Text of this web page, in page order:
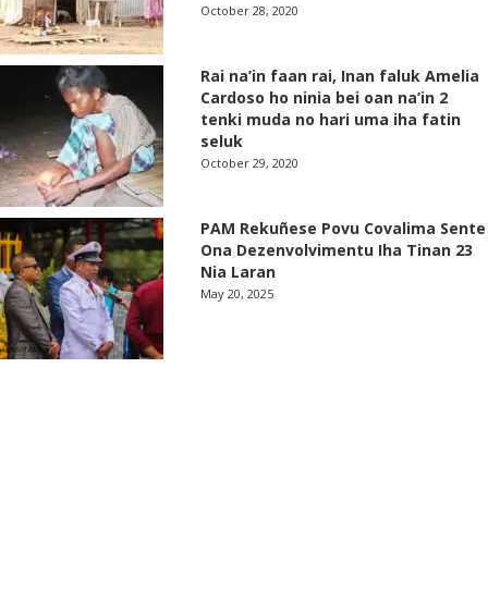
October 28, 2020
Rai na’in faan rai, Inan faluk Amelia
Cardoso ho ninia bei oan na’in 2
tenki muda no hari uma iha fatin
seluk
October 29, 2020
PAM Rekuñese Povu Covalima Sente
Ona Dezenvolvimentu Iha Tinan 23
Nia Laran
May 20, 2025